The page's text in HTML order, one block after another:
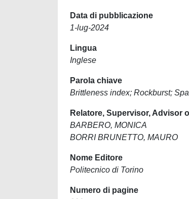
Data di pubblicazione
1-lug-2024
Lingua
Inglese
Parola chiave
Brittleness index; Rockburst;
Relatore, Supervisor, Advisor
BARBERO, MONICA
BORRI BRUNETTO, MAURO
Nome Editore
Politecnico di Torino
Numero di pagine